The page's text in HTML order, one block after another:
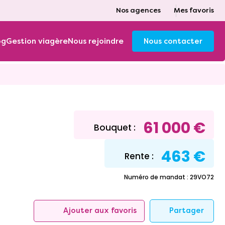
Nos agences Mes favoris
Gestion viagèreNous rejoindre Nous contacter
Bouquet : 61 000 €
Rente : 463 €
Numéro de mandat : 29VO72
Ajouter aux favoris Partager